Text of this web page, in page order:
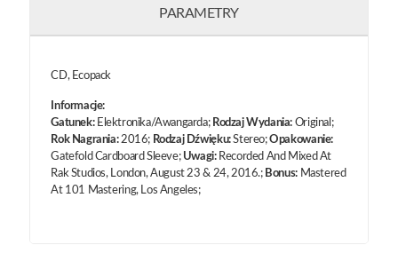
PARAMETRY
CD, Ecopack
Informacje:
Gatunek:Elektronika/Awangarda; Rodzaj Wydania: Original;
Rok Nagrania:2016; Rodzaj Dźwięku:Stereo;Opakowanie:
Gatefold Cardboard Sleeve; Uwagi:Recorded And Mixed At
Rak Studios, London, August 23 & 24, 2016.; Bonus:Mastered
At 101 Mastering, Los Angeles;